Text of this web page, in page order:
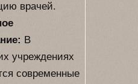
врачей.
В
учреждениях
современные